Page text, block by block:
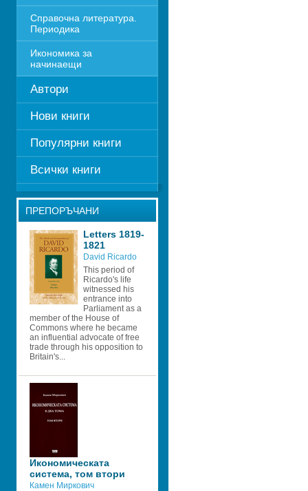
Справочна литература.
Периодика
Икономика за
начинаещи
Автори
Нови книги
Популярни книги
Всички книги
ПРЕПОРЪЧАНИ
Letters 1819-
1821
David Ricardo
This period of
Ricardo's life
witnessed his
entrance into
Parliament as a
member of the House of
Commons where he became
an influential advocate of free
trade through his opposition to
Britain's...
Икономическата
система, том втори
Камен Миркович